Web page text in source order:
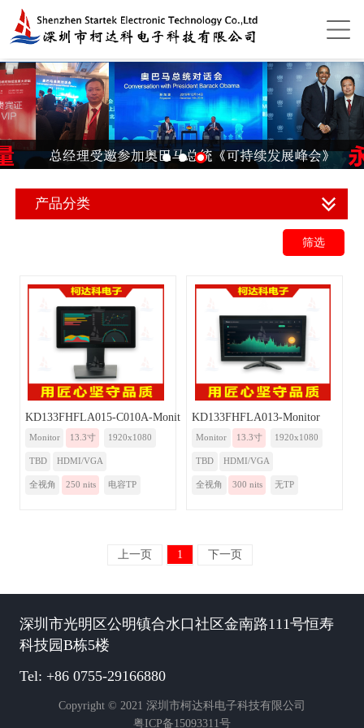
产品分类
筛选
KD133FHFLA015-C010A-Monitor
Monitor 13.3寸 1920x1080
TBD HDMI/VGA
全视角 250 nits 电容TP
KD133FHFLA013-Monitor
Monitor 13.3寸 1920x1080
TBD HDMI/VGA
全视角 300 nits 无TP
上一页 1 下一页
深圳市光明区公明镇合水口社区金南路111号恒寿
科技园B栋5楼
Tel: +86 0755-29166880
Copyright © 2021 深圳市柯达科电子科技有限公司
粤ICP备15093311号